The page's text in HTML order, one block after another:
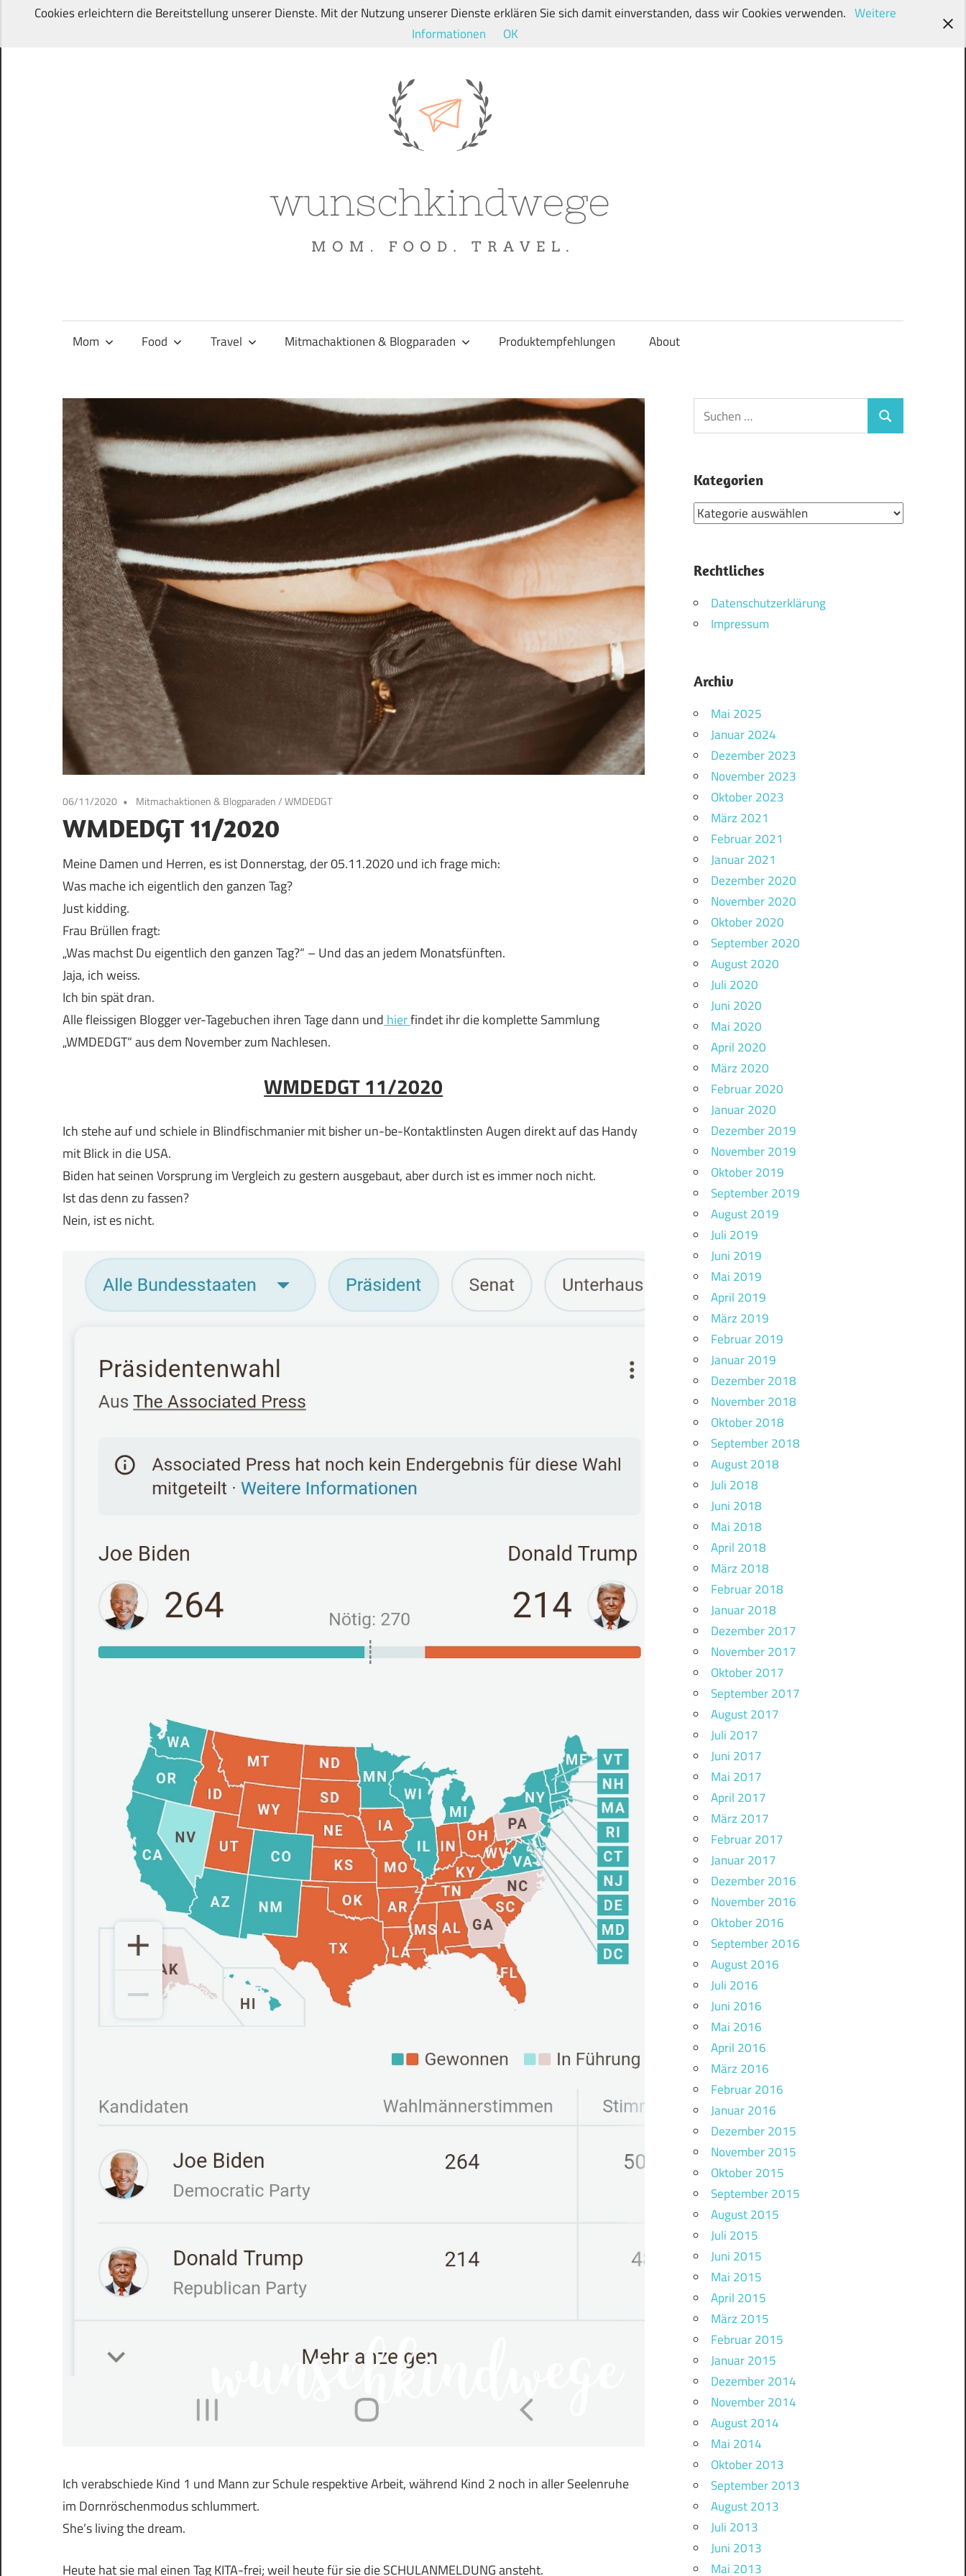
Zum
ihren
Mein
Familien-,
Food-
und
Travelblog
Mom Food Travel Mitmachaktionen & Blogparaden Produktempfehlungen About
06/11/2020 Mitmachaktionen & Blogparaden/WMDEDGT
WMDEDGT 11/2020
Meine Damen und Herren, es ist Donnerstag, der 05.11.2020 und ich frage mich:
Was mache ich eigentlich den ganzen Tag?
Just kidding.
Frau Brüllen fragt:
„Was machst Du eigentlich den ganzen Tag?“ – Und das an jedem Monatsfünften.
Jaja, ich weiss.
Ich bin spät dran.
Alle fleissigen Blogger ver-Tagebuchen ihren Tage dann und hierfindet ihr die komplette Sammlung
„WMDEDGT“ aus dem November zum Nachlesen.
WMDEDGT 11/2020
Ich stehe auf und schiele in Blindfischmanier mit bisher un-be-Kontaktlinsten Augen direkt auf das Handy
mit Blick in die USA.
Biden hat seinen Vorsprung im Vergleich zu gestern ausgebaut, aber durch ist es immer noch nicht.
Ist das denn zu fassen?
Nein, ist es nicht.
Ich verabschiede Kind 1 und Mann zur Schule respektive Arbeit, während Kind 2 noch in aller Seelenruhe
im Dornröschenmodus schlummert.
She’s living the dream.
Heute hat sie mal einen Tag KITA-frei; weil heute für sie die SCHULANMELDUNG ansteht.
Suchen
nach:
Suchen
Kategorien
Kategorien
Rechtliches
Datenschutzerklärung
Impressum
Archiv
Mai 2025
Januar 2024
Dezember 2023
November 2023
Oktober 2023
März 2021
Februar 2021
Januar 2021
Dezember 2020
November 2020
Oktober 2020
September 2020
August 2020
Juli 2020
Juni 2020
Mai 2020
April 2020
März 2020
Februar 2020
Januar 2020
Dezember 2019
November 2019
Oktober 2019
September 2019
August 2019
Juli 2019
Juni 2019
Mai 2019
April 2019
März 2019
Februar 2019
Januar 2019
Dezember 2018
November 2018
Oktober 2018
September 2018
August 2018
Juli 2018
Juni 2018
Mai 2018
April 2018
März 2018
Februar 2018
Januar 2018
Dezember 2017
November 2017
Oktober 2017
September 2017
August 2017
Juli 2017
Juni 2017
Mai 2017
April 2017
März 2017
Februar 2017
Januar 2017
Dezember 2016
November 2016
Oktober 2016
September 2016
August 2016
Juli 2016
Juni 2016
Mai 2016
April 2016
März 2016
Februar 2016
Januar 2016
Dezember 2015
November 2015
Oktober 2015
September 2015
August 2015
Juli 2015
Juni 2015
Mai 2015
April 2015
März 2015
Februar 2015
Januar 2015
Dezember 2014
November 2014
August 2014
Mai 2014
Oktober 2013
September 2013
August 2013
Juli 2013
Juni 2013
Mai 2013
Cookies erleichtern die Bereitstellung unserer Dienste. Mit der Nutzung unserer Dienste erklären Sie sich damit einverstanden, dass wir Cookies verwenden. Weitere
Informationen
OK